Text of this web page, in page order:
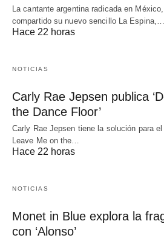
La cantante argentina radicada en
compartido su nuevo sencillo La Espina,…
Hace 22 horas
NOTICIAS
Carly Rae Jepsen publica
the Dance Floor’
Carly Rae Jepsen tiene la solución para
Leave Me on the…
Hace 22 horas
NOTICIAS
Monet in Blue explora la
con ‘Alonso’